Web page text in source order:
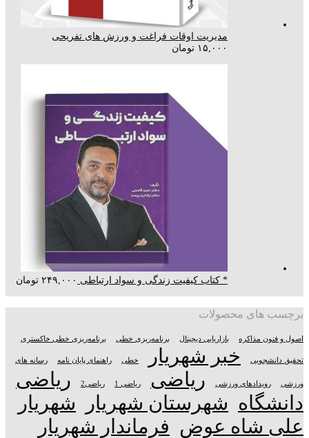
مدیریت اوقات فراغت و ورزش های تفریحی
۱۵,۰۰۰ تومان
* کتاب کیفیت زندگی و سواد ارتباطی ۲۴۹,۰۰۰ تومان
برچسب های محصولات
اصول و فنون مذاکره بازاریابی دیجیتال برنامه‌ریزی خطی برنامه‌ریزی خطی خاکستری
تحقیق دانشجویی خبر شهریار خطی راهنمای پایان نامه رسانه های
ورزشی رویدادهای ورزشی ریاضی ریاضی 1 ریاضی2
ریاضی
دانشگاه شهرستان شهریار
شهریار
علی شاه عوض فرماندار شهریار